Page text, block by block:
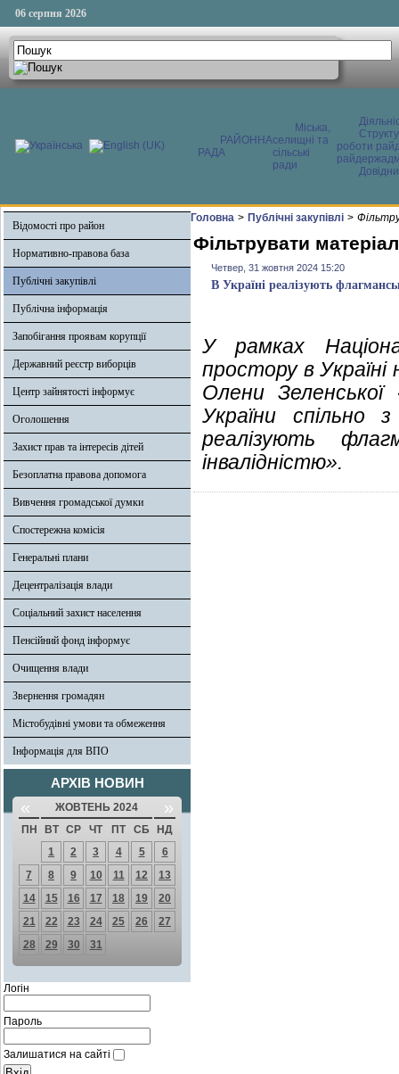
06 серпня 2026
РАЙОННА
РАДА
Міська,
селищні та
сільські
ради
роботи
Відомості про район
Нормативно-правова база
Публічні закупівлі
Публічна інформація
Запобігання проявам корупції
Державний реєстр виборців
Центр зайнятості інформує
Оголошення
Захист прав та інтересів дітей
Безоплатна правова допомога
Вивчення громадської думки
Спостережна комісія
Генеральні плани
Децентралізація влади
Соціальний захист населення
Пенсійний фонд інформує
Очищення влади
Звернення громадян
Містобудівні умови та обмеження
Інформація для ВПО
АРХІВ НОВИН
« ЖОВТЕНЬ 2024 »
ПН ВТ СР ЧТ ПТ СБ
НД
1
2 3 4 5
6
7
8 9 10 11 12
13
14
15 16 17 18 19
20
21
22 23 24 25 26
27
28
29 30 31
Логін
Пароль
Залишатися на сайті
Головна > Публічні закупівлі >
Фільтрувати
Четвер, 31 жовтня 2024 15:20
В Україні реалізують
У рамках
простору в Україні
Олени Зеленської
України спільно
реалізують
інвалідністю».